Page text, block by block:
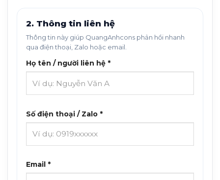
2. Thông tin liên hệ
Thông tin này giúp QuangAnhcons phản hồi nhanh
qua điện thoại, Zalo hoặc email.
Họ tên / người liên hệ *
Số điện thoại / Zalo *
Email *